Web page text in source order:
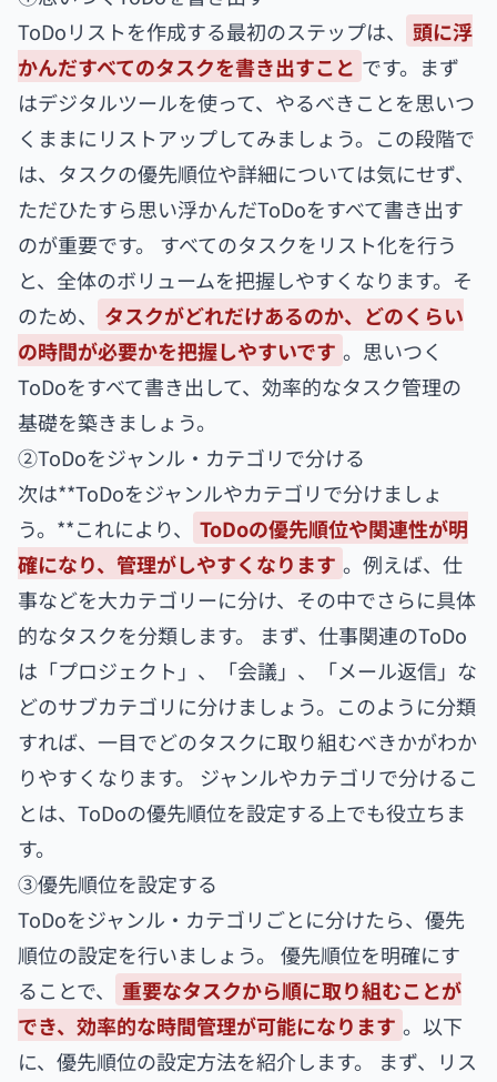
ToDoリストを作成する最初のステップは、
頭に浮
かんだすべてのタスクを書き出すこと です。まず
はデジタルツールを使って、やるべきことを思いつ
くままにリストアップしてみましょう。この段階で
は、タスクの優先順位や詳細については気にせず、
ただひたすら思い浮かんだToDoをすべて書き出す
のが重要です。 すべてのタスクをリスト化を行う
と、全体のボリュームを把握しやすくなります。そ
のため、
タスクがどれだけあるのか、どのくらい
の時間が必要かを把握しやすいです 。思いつく
ToDoをすべて書き出して、効率的なタスク管理の
基礎を築きましょう。
②ToDoをジャンル・カテゴリで分ける
次は**ToDoをジャンルやカテゴリで分けましょ
う。**これにより、
ToDoの優先順位や関連性が明
確になり、管理がしやすくなります 。例えば、仕
事などを大カテゴリーに分け、その中でさらに具体
的なタスクを分類します。 まず、仕事関連のToDo
は「プロジェクト」、「会議」、「メール返信」な
どのサブカテゴリに分けましょう。このように分類
すれば、一目でどのタスクに取り組むべきかがわか
りやすくなります。 ジャンルやカテゴリで分けるこ
とは、ToDoの優先順位を設定する上でも役立ちま
す。
③優先順位を設定する
ToDoをジャンル・カテゴリごとに分けたら、優先
順位の設定を行いましょう。 優先順位を明確にす
ることで、
重要なタスクから順に取り組むことが
でき、効率的な時間管理が可能になります 。以下
に、優先順位の設定方法を紹介します。 まず、リス